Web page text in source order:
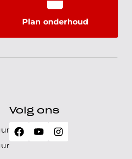
Plan onderhoud
Volg ons